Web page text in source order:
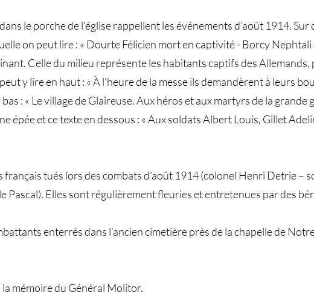
le porche de l’église rappellent les événements d’août 1914. Sur
on peut lire : « Dourte Félicien mort en captivité - Borcy
Celle du milieu représente les habitants captifs des Allemands,
y lire en haut : « À l’heure de la messe ils demandèrent à leurs
: « Le village de Glaireuse. Aux héros et aux martyrs de la grande
épée et ce texte en dessous : « Aux soldats Albert Louis, Gillet
tués lors des combats d’août 1914 (colonel Henri Detrie –
Pascal). Elles sont régulièrement fleuries et entretenues par des
enterrés dans l’ancien cimetière près de la chapelle de
mémoire du Général Molitor.